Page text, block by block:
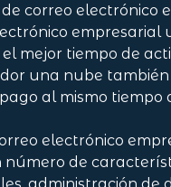
correo electrónico
mejor tiempo de
una nube
al mismo tiempo
electrónico
de